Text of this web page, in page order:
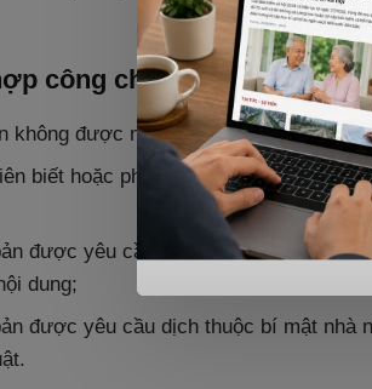
công chứng bản dịch
không được nhận và công chứng bản
biết hoặc phải biết bản chính được
được yêu cầu dịch đã bị tẩy xoá,
dung;
được yêu cầu dịch thuộc bí mật nhà